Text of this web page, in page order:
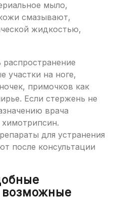
мыло,
смазывают,
жидкостью,
участки на ноге,
примочков как
Если стержень не
врача
химотрипсин.
для устранения
после консультации
возможные